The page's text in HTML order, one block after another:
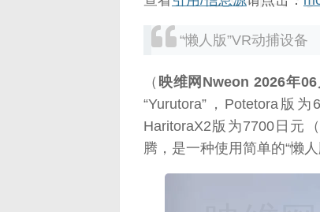
“懒人版”VR动捕设备
（ 映维网Nweon 2026年06
“Yurutora”，Potetora版
HaritoraX2版为7700日元
腾，是一种使用简单的“懒人